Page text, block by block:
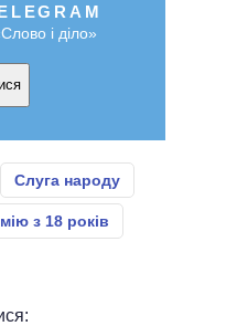
і діло»
Слуга народу
з 18 років